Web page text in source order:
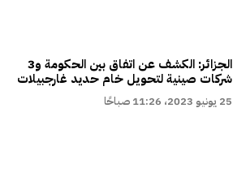
الجزائر: الكشف عن اتفاق بين الحكومة و3
شركات صينية لتحويل خام حديد غارجبيلات
25 يونيو 2023، 11:26 صباحًا